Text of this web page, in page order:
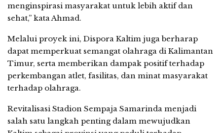
menginspirasi masyarakat untuk lebih aktif dan
sehat,” kata Ahmad.
Melalui proyek ini, Dispora Kaltim juga berharap
dapat memperkuat semangat olahraga di Kalimantan
Timur, serta memberikan dampak positif terhadap
perkembangan atlet, fasilitas, dan minat masyarakat
terhadap olahraga.
Revitalisasi Stadion Sempaja Samarinda menjadi
salah satu langkah penting dalam mewujudkan